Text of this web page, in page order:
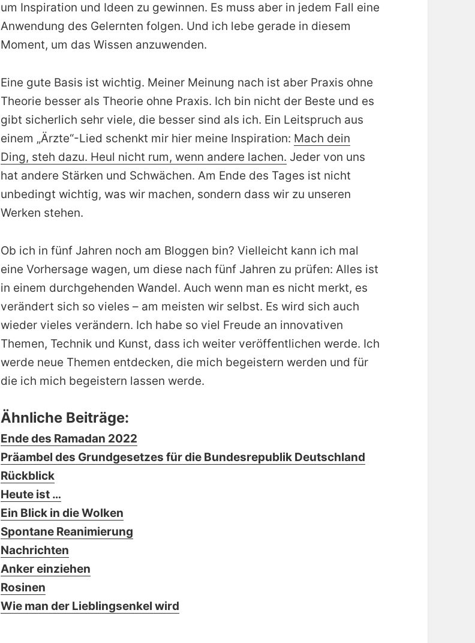
um Inspiration und Ideen zu gewinnen. Es muss aber in jedem Fall eine
Anwendung des Gelernten folgen. Und ich lebe gerade in diesem
Moment, um das Wissen anzuwenden.
Eine gute Basis ist wichtig. Meiner Meinung nach ist aber Praxis ohne
Theorie besser als Theorie ohne Praxis. Ich bin nicht der Beste und es
gibt sicherlich sehr viele, die besser sind als ich. Ein Leitspruch aus
einem „Ärzte“-Lied schenkt mir hier meine Inspiration: Mach dein
Ding, steh dazu. Heul nicht rum, wenn andere lachen. Jeder von uns
hat andere Stärken und Schwächen. Am Ende des Tages ist nicht
unbedingt wichtig, was wir machen, sondern dass wir zu unseren
Werken stehen.
Ob ich in fünf Jahren noch am Bloggen bin? Vielleicht kann ich mal
eine Vorhersage wagen, um diese nach fünf Jahren zu prüfen: Alles ist
in einem durchgehenden Wandel. Auch wenn man es nicht merkt, es
verändert sich so vieles – am meisten wir selbst. Es wird sich auch
wieder vieles verändern. Ich habe so viel Freude an innovativen
Themen, Technik und Kunst, dass ich weiter veröffentlichen werde. Ich
werde neue Themen entdecken, die mich begeistern werden und für
die ich mich begeistern lassen werde.
Ähnliche Beiträge:
Ende des Ramadan 2022
Präambel des Grundgesetzes für die Bundesrepublik Deutschland
Rückblick
Heute ist …
Ein Blick in die Wolken
Spontane Reanimierung
Nachrichten
Anker einziehen
Rosinen
Wie man der Lieblingsenkel wird